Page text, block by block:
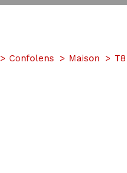
Confolens Maison T8